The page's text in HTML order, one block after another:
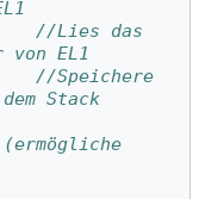
//Lies das
von EL1
//Speichere
Stack